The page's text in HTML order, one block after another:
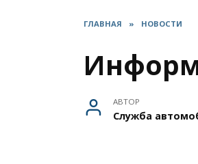
ГЛАВНАЯ » НОВОСТИ
АВТОР
Служба